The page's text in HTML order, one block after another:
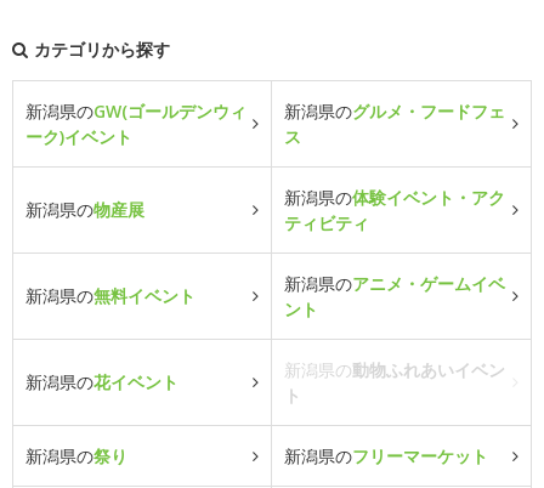
カテゴリから探す
新潟県のGW(ゴールデンウィ
ーク)イベント
新潟県のグルメ・フードフェ
ス
新潟県の物産展
新潟県の体験イベント・アク
ティビティ
新潟県の無料イベント
新潟県のアニメ・ゲームイベ
ント
新潟県の花イベント
新潟県の動物ふれあいイベン
ト
新潟県の祭り 新潟県のフリーマーケット